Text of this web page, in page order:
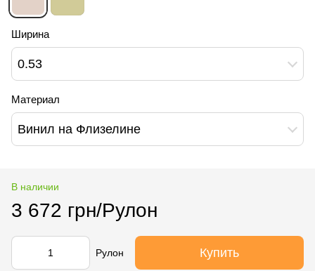
Ширина
0.53
Материал
Винил на Флизелине
В наличии
3 672 грн/Рулон
Рулон Купить